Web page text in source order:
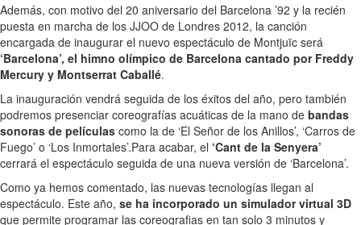
Además, con motivo del 20 aniversario del Barcelona ’92 y la recién
puesta en marcha de los JJOO de Londres 2012, la canción
encargada de inaugurar el nuevo espectáculo de Montjuïc será
‘Barcelona’, el himno olímpico de Barcelona cantado por Freddy
Mercury y Montserrat Caballé.
La inauguración vendrá seguida de los éxitos del año, pero también
podremos presenciar coreografías acuáticas de la mano de bandas
sonoras de películas como la de ‘El Señor de los Anillos’, ‘Carros de
Fuego’ o ‘Los Inmortales’.Para acabar, el ‘Cant de la Senyera’
cerrará el espectáculo seguida de una nueva versión de ‘Barcelona’.
Como ya hemos comentado, las nuevas tecnologías llegan al
espectáculo. Este año, se ha incorporado un simulador virtual 3D
que permite programar las coreografias en tan solo 3 minutos y